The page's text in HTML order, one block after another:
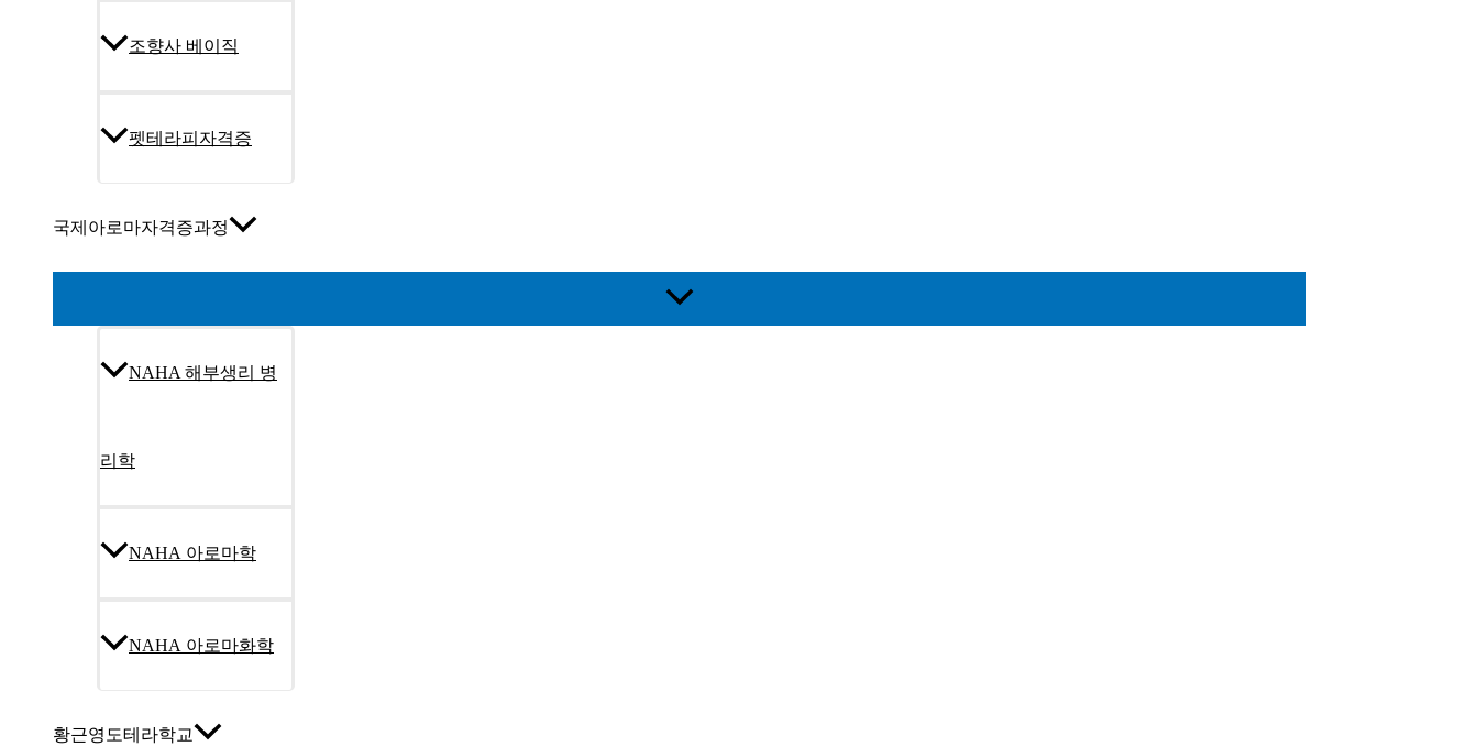
조향사 베이직
펫테라피자격증
국제아로마자격증과정
NAHA 해부생리 병
리학
NAHA 아로마학
NAHA 아로마화학
황근영도테라학교